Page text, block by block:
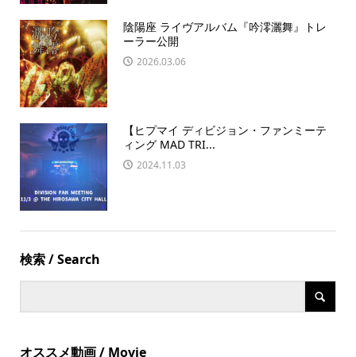
陰陽座 ライヴアルバム『吟澪灑舞』トレ
ーラー公開
2026.03.06
【ヒプマイ ディビジョン・ファンミーテ
ィング MAD TRI...
2024.11.03
検索 / Search
オススメ動画 / Movie